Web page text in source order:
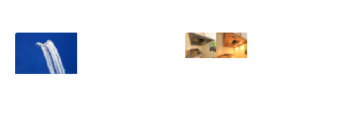
ド対応
2023.10.14
チレス水栓にDIY
で交換